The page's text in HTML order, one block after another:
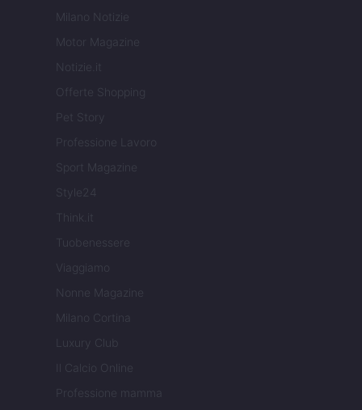
Milano Notizie
Motor Magazine
Notizie.it
Offerte Shopping
Pet Story
Professione Lavoro
Sport Magazine
Style24
Think.it
Tuobenessere
Viaggiamo
Nonne Magazine
Milano Cortina
Luxury Club
Il Calcio Online
Professione mamma